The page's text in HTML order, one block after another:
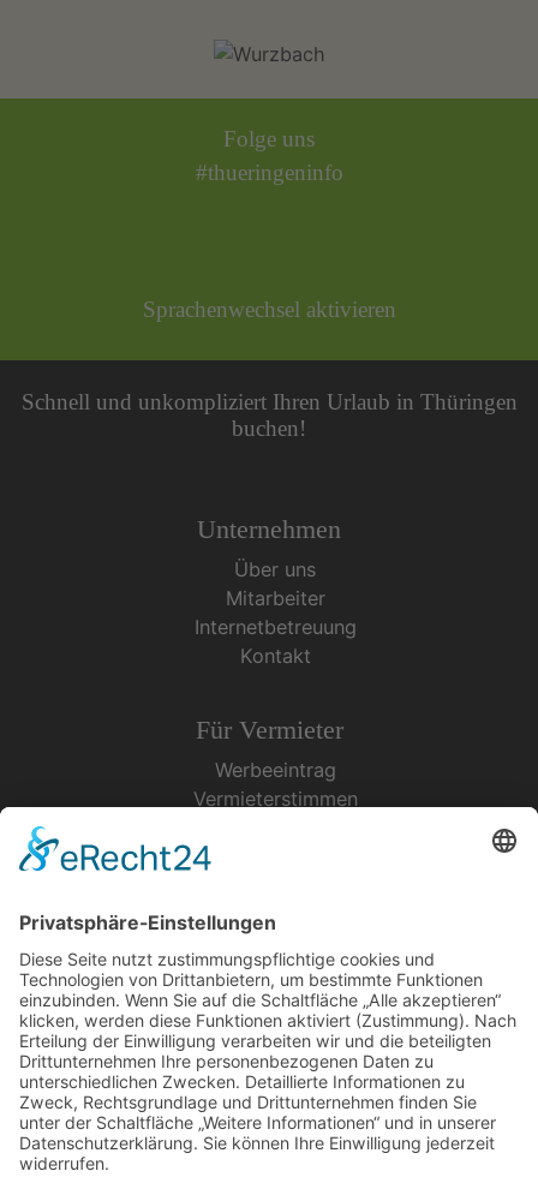
Folge uns
#thueringeninfo
Sprachenwechsel aktivieren
Schnell und unkompliziert Ihren Urlaub in Thüringen
buchen!
Unternehmen
Über uns
Mitarbeiter
Internetbetreuung
Kontakt
Für Vermieter
Werbeeintrag
Vermieterstimmen
Urlaubsservice
Bücher, Karten & CD's
Ihre Anreise
Wetter
Links
Nutzungsbedingungen